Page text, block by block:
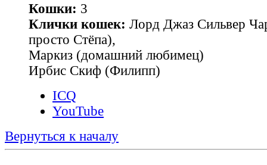
Кошки: 3
Клички кошек: Лорд Джаз Сильвер
просто Стёпа),
Маркиз (домашний любимец)
Ирбис Скиф (Филипп)
ICQ
YouTube
Вернуться к началу